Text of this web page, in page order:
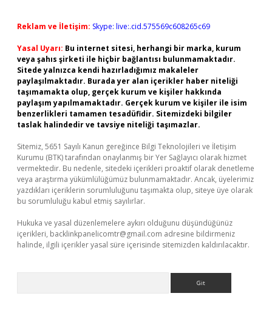
Reklam ve İletişim: Skype: live:.cid.575569c608265c69
Yasal Uyarı: Bu internet sitesi, herhangi bir marka, kurum
veya şahıs şirketi ile hiçbir bağlantısı bulunmamaktadır.
Sitede yalnızca kendi hazırladığımız makaleler
paylaşılmaktadır. Burada yer alan içerikler haber niteliği
taşımamakta olup, gerçek kurum ve kişiler hakkında
paylaşım yapılmamaktadır. Gerçek kurum ve kişiler ile isim
benzerlikleri tamamen tesadüfidir. Sitemizdeki bilgiler
taslak halindedir ve tavsiye niteliği taşımazlar.
Sitemiz, 5651 Sayılı Kanun gereğince Bilgi Teknolojileri ve İletişim
Kurumu (BTK) tarafından onaylanmış bir Yer Sağlayıcı olarak hizmet
vermektedir. Bu nedenle, sitedeki içerikleri proaktif olarak denetleme
veya araştırma yükümlülüğümüz bulunmamaktadır. Ancak, üyelerimiz
yazdıkları içeriklerin sorumluluğunu taşımakta olup, siteye üye olarak
bu sorumluluğu kabul etmiş sayılırlar.
Hukuka ve yasal düzenlemelere aykırı olduğunu düşündüğünüz
içerikleri, backlinkpanelicomtr@gmail.com adresine bildirmeniz
halinde, ilgili içerikler yasal süre içerisinde sitemizden kaldırılacaktır.